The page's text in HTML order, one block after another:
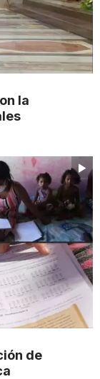
la
de